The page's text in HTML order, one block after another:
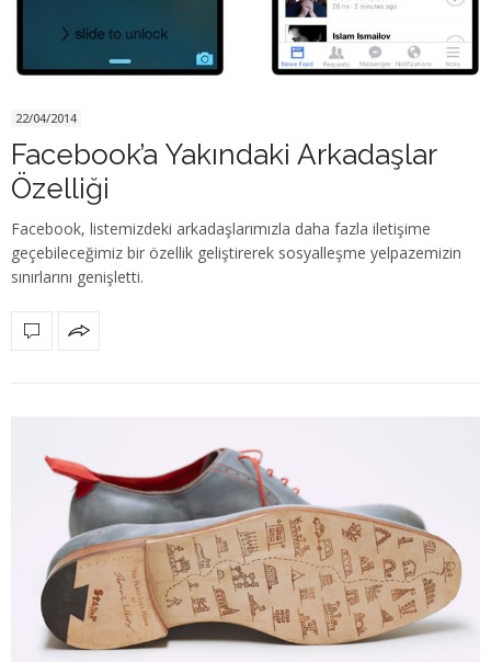
22/04/2014
Facebook’a Yakındaki Arkadaşlar
Özelliği
Facebook, listemizdeki arkadaşlarımızla daha fazla iletişime
geçebileceğimiz bir özellik geliştirerek sosyalleşme yelpazemizin
sınırlarını genişletti.